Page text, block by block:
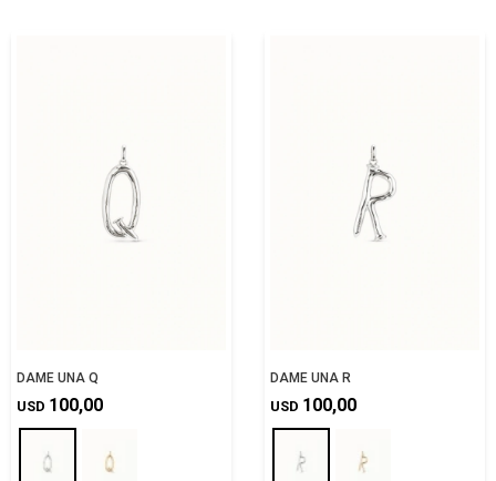
DAME UNA Q
USD 100,00
DAME UNA R
USD 100,00